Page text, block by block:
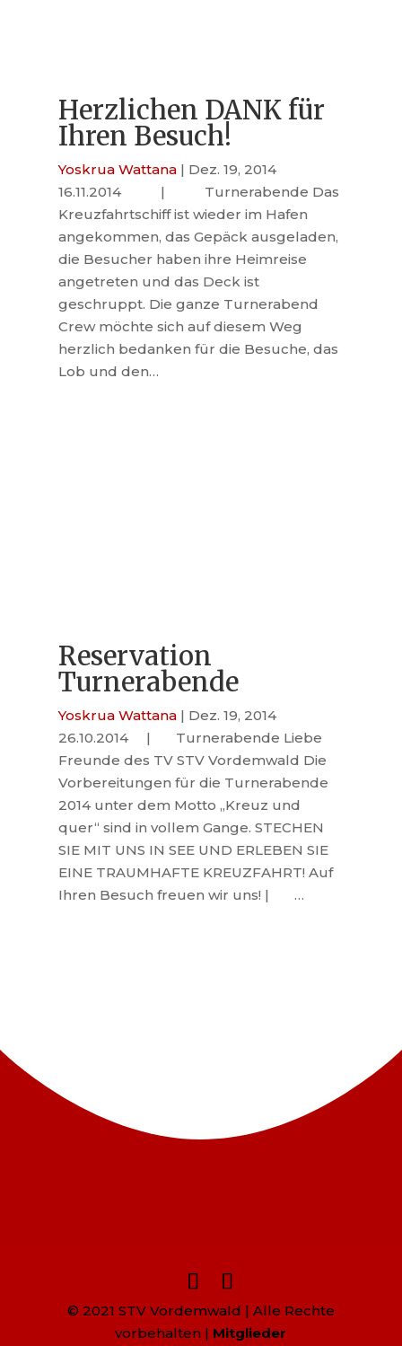
Herzlichen DANK für
Ihren Besuch!
Yoskrua Wattana | Dez. 19, 2014
16.11.2014 | Turnerabende Das
Kreuzfahrtschiff ist wieder im Hafen
angekommen, das Gepäck ausgeladen,
die Besucher haben ihre Heimreise
angetreten und das Deck ist
geschruppt. Die ganze Turnerabend
Crew möchte sich auf diesem Weg
herzlich bedanken für die Besuche, das
Lob und den…
Reservation
Turnerabende
Yoskrua Wattana | Dez. 19, 2014
26.10.2014 | Turnerabende Liebe
Freunde des TV STV Vordemwald Die
Vorbereitungen für die Turnerabende
2014 unter dem Motto „Kreuz und
quer“ sind in vollem Gange. STECHEN
SIE MIT UNS IN SEE UND ERLEBEN SIE
EINE TRAUMHAFTE KREUZFAHRT! Auf
Ihren Besuch freuen wir uns! | …
© 2021 STV Vordemwald | Alle Rechte
vorbehalten | Mitglieder